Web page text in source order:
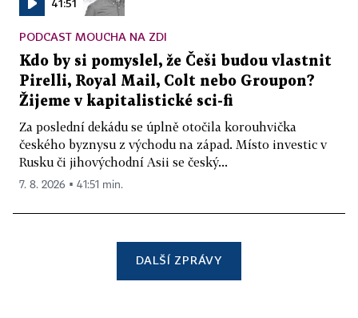
41:51
PODCAST MOUCHA NA ZDI
Kdo by si pomyslel, že Češi budou vlastnit
Pirelli, Royal Mail, Colt nebo Groupon?
Žijeme v kapitalistické sci-fi
Za poslední dekádu se úplně otočila korouhvička
českého byznysu z východu na západ. Místo investic v
Rusku či jihovýchodní Asii se český...
7. 8. 2026 ▪ 41:51 min.
DALŠÍ ZPRÁVY